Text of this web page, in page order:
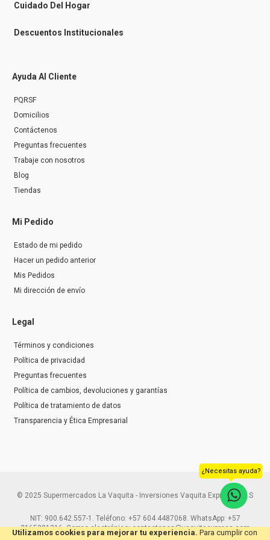
Utilizamos cookies para mejorar tu experiencia. Para cumplir con
Cuidado Del Hogar
Descuentos Institucionales
Ayuda Al Cliente
PQRSF
Domicilios
Contáctenos
Preguntas frecuentes
Trabaje con nosotros
Blog
Tiendas
Mi Pedido
Estado de mi pedido
Hacer un pedido anterior
Mis Pedidos
Mi dirección de envío
Legal
Términos y condiciones
Política de privacidad
Preguntas frecuentes
Política de cambios, devoluciones y garantías
Política de tratamiento de datos
Transparencia y Ética Empresarial
© 2025 Supermercados La Vaquita - Inversiones Vaquita Express S.A.S
NIT: 900.642.557-1. Teléfono: +57 604 4487068. WhatsApp: +57
3165291216. Correo electrónico: contactenos@vaquitaexpress.com
¿Necesitas ayuda?